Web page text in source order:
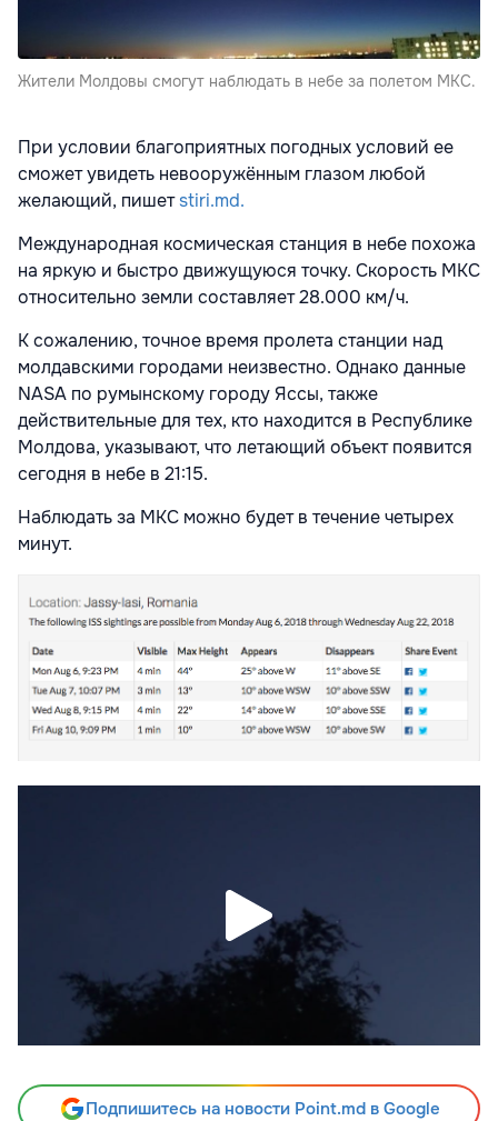
Жители Молдовы смогут наблюдать в небе за полетом МКС.
При условии благоприятных погодных условий ее
сможет увидеть невооружённым глазом любой
желающий, пишетstiri.md.
Международная космическая станция в небе похожа
на яркую и быстро движущуюся точку. Скорость МКС
относительно земли составляет 28.000 км/ч.
К сожалению, точное время пролета станции над
молдавскими городами неизвестно. Однако данные
NASA по румынскому городу Яссы, также
действительные для тех, кто находится в Республике
Молдова, указывают, что летающий объект появится
сегодня в небе в 21:15.
Наблюдать за МКС можно будет в течение четырех
минут.
Подпишитесь на новости Point.md в Google